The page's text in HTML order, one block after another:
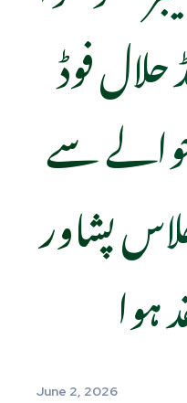
حلال فوڈ
سے
پشاور
ہوا
June 2, 2026